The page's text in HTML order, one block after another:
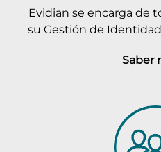
Evidian se encarga de
su Gestión de
Saber